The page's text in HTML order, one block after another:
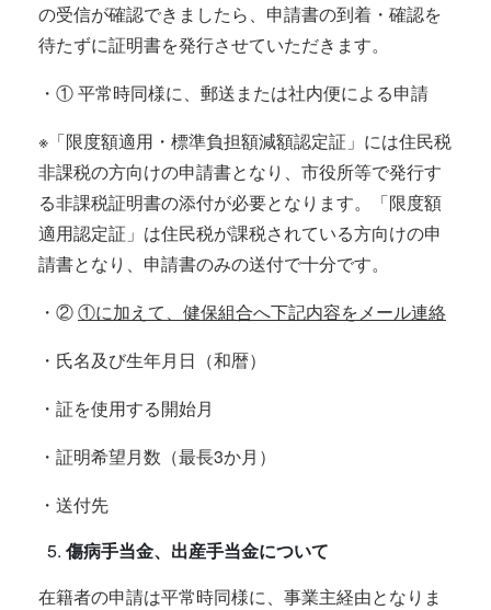
の受信が確認できましたら、申請書の到着・確認を
待たずに証明書を発行させていただきます。
・① 平常時同様に、郵送または社内便による申請
※「限度額適用・標準負担額減額認定証」には住民税
非課税の方向けの申請書となり、市役所等で発行す
る非課税証明書の添付が必要となります。「限度額
適用認定証」は住民税が課税されている方向けの申
請書となり、申請書のみの送付で十分です。
・②①に加えて、健保組合へ下記内容をメール連絡
・氏名及び生年月日（和暦）
・証を使用する開始月
・証明希望月数（最長3か月）
・送付先
傷病手当金、出産手当金について
在籍者の申請は平常時同様に、事業主経由となりま